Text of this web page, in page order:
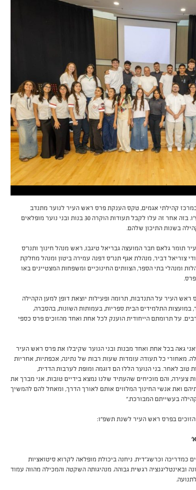
2.6.26) נערך במרכז קהילתי אגמים, טקס הענקת פרס ראש העיר לנוער מתנדב
ומצטיין בקהילה לשנת תשפ"ו. בזה אחר זה עלו לקבל תעודות הוקרה 30 בנות ובני נוער מופלאים
בשנות התיכון שלהם.
תומר גלאם חבר המועצה גבריאל טיגבו, ראש מנהל חינוך ותנו״ס
צוריאל דביר, מנהלת אגף תנו"ס דפנה עמירה ביטון ומנהל מחלקת
ומנהלי בתי הספר, הצוותים החינוכיים ומשפחות המצטיינים באו
ראש העיר על התנדבות, תרומה ופעילות יוצאת דופן למען הקהילה
במועצות התלמידים הבית ספריות, בעמותות השונות, בהסברה,
על תרומתם הייחודית הוענק לכל אחת ואחד מהזוכים פרס כספי
גאה בכל אחת ואחד מבנות ובני הנוער שקיבלו את פרס ראש העיר
מאחורי כל תעודה עומדות שעות רבות של נתינה, אכפתיות, אחריות
טוב לאחר. בני הנוער הללו הם דוגמה ומופת לערבות הדדית,
צעירה, והם מוכיחים שהעתיד שלנו נמצא בידיים טובות. אני מברך את
ואת אנשי החינוך המלווים אותם לאורך הדרך, ומאחל להם להמשיך
בעשייתם המבורכת."
כמדריכה וכרשג"דית. ניחנה ביכולת מופלאה לקרוא סיטואציות
ובאינטליגנציה רגשית גבוהה. מנהיגותה השקטה והמכילה מהווה עמוד